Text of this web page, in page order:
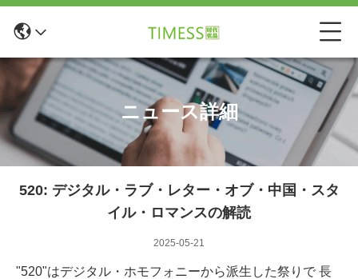
ニュース詳細
520: デジタル・ラブ・レター・オブ・中国・スタ
イル・ロマンスの解読
2025-05-21
"520"はデジタル・ホモフォニーから派生した祭りで 長